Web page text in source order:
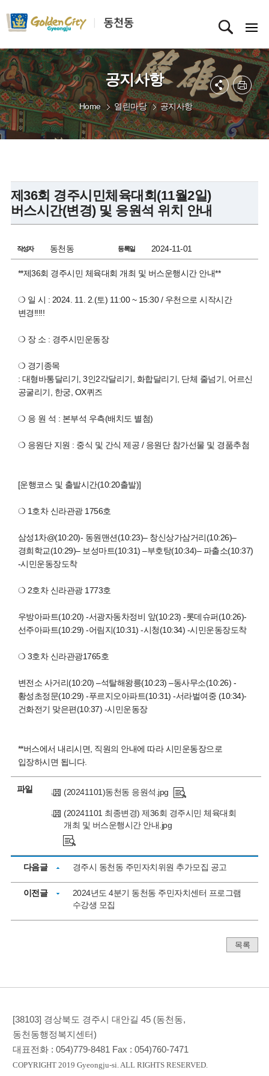
공지사항
Home 열린마당 공지사항
제36회 경주시민체육대회(11월2일)
버스시간(변경) 및 응원석 위치 안내
작성자 동천동 등록일 2024-11-01
**제36회 경주시민 체육대회 개최 및 버스운행시간 안내**
❍ 일 시 : 2024. 11. 2.(토) 11:00 ~ 15:30 / 우천으로 시작시간
변경!!!!!
❍ 장 소 : 경주시민운동장
❍ 경기종목
: 대형바통달리기, 3인2각달리기, 화합달리기, 단체 줄넘기, 어르신
공굴리기, 한궁, OX퀴즈
❍ 응 원 석 : 본부석 우측(배치도 별첨)
❍ 응원단 지원 : 중식 및 간식 제공 / 응원단 참가선물 및 경품추첨
[운행코스 및 출발시간(10:20출발)]
❍ 1호차 신라관광 1756호
삼성1차@(10:20)- 동원맨션(10:23)– 창신상가삼거리(10:26)–
경희학교(10:29)– 보성마트(10:31) –부호탕(10:34)– 파출소(10:37)
-시민운동장도착
❍ 2호차 신라관광 1773호
우방아파트(10:20) -서광자동차정비 앞(10:23) -롯데슈퍼(10:26)-
선주아파트(10:29) -어림지(10:31) -시청(10:34) -시민운동장도착
❍ 3호차 신라관광1765호
변전소 사거리(10:20) –석탈해왕릉(10:23) –동사무소(10:26) -
황성초정문(10:29) -푸르지오아파트(10:31) -서라벌여중 (10:34)-
건화전기 맞은편(10:37) -시민운동장
**버스에서 내리시면, 직원의 안내에 따라 시민운동장으로
입장하시면 됩니다.
파일 (20241101)동천동 응원석.jpg
(20241101 최종변경) 제36회 경주시민 체육대회
개최 및 버스운행시간 안내.jpg
다음글 경주시 동천동 주민자치위원 추가모집 공고
이전글
2024년도 4분기 동천동 주민자치센터 프로그램
수강생 모집
목록
[38103] 경상북도 경주시 대안길 45 (동천동,
동천동행정복지센터)
대표전화 :054)779-8481 Fax :054)760-7471
COPYRIGHT 2019 Gyeongju-si. ALL RIGHTS RESERVED.